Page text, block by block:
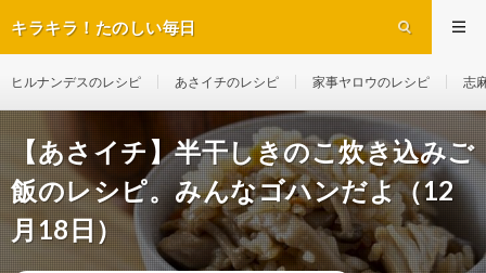
キラキラ！たのしい毎日
ヒルナンデスのレシピ あさイチのレシピ 家事ヤロウのレシピ 志
【あさイチ】半干しきのこ炊き込みご
飯のレシピ。みんなゴハンだよ（12
月18日）